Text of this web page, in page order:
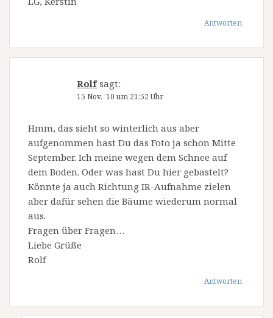
Antworten
Rolf sagt:
15 Nov. ’10 um 21:52 Uhr
Hmm, das sieht so winterlich aus aber
aufgenommen hast Du das Foto ja schon Mitte
September. Ich meine wegen dem Schnee auf
dem Boden. Oder was hast Du hier gebastelt?
Könnte ja auch Richtung IR-Aufnahme zielen
aber dafür sehen die Bäume wiederum normal
aus.
Fragen über Fragen…
Liebe Grüße
Rolf
Antworten